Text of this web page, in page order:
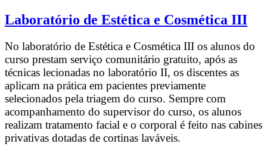
Laboratório de Estética e Cosmética III
No laboratório de Estética e Cosmética III os alunos do
curso prestam serviço comunitário gratuito, após as
técnicas lecionadas no laboratório II, os discentes as
aplicam na prática em pacientes previamente
selecionados pela triagem do curso. Sempre com
acompanhamento do supervisor do curso, os alunos
realizam tratamento facial e o corporal é feito nas cabines
privativas dotadas de cortinas laváveis.